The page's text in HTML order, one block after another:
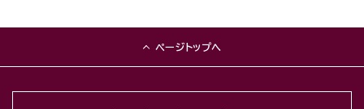
ページトップへ